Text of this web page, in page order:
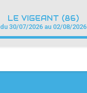
LE VIGEANT (86)
du 30/07/2026 au 02/08/2026